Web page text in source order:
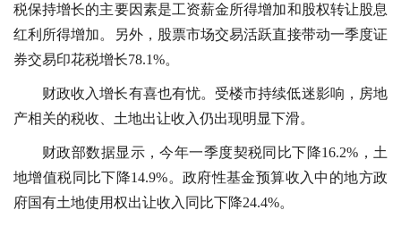
税保持增长的主要因素是工资薪金所得增加和股权转让股息
红利所得增加。另外，股票市场交易活跃直接带动一季度证
券交易印花税增长78.1%。
财政收入增长有喜也有忧。受楼市持续低迷影响，房地
产相关的税收、土地出让收入仍出现明显下滑。
财政部数据显示，今年一季度契税同比下降16.2%，土
地增值税同比下降14.9%。政府性基金预算收入中的地方政
府国有土地使用权出让收入同比下降24.4%。